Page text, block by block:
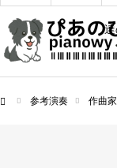
参考演奏 作曲家